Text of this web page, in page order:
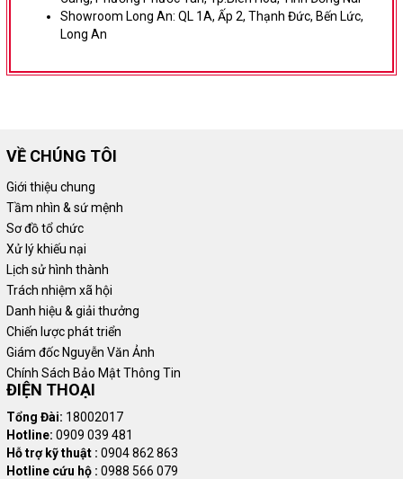
Showroom Long An: QL 1A, Ấp 2, Thạnh Đức, Bến Lức,
Long An
VỀ CHÚNG TÔI
Giới thiệu chung
Tầm nhìn & sứ mệnh
Sơ đồ tổ chức
Xử lý khiếu nại
Lịch sử hình thành
Trách nhiệm xã hội
Danh hiệu & giải thưởng
Chiến lược phát triển
Giám đốc Nguyễn Văn Ảnh
Chính Sách Bảo Mật Thông Tin
ĐIỆN THOẠI
Tổng Đài: 18002017
Hotline: 0909 039 481
Hỗ trợ kỹ thuật : 0904 862 863
Hotline cứu hộ : 0988 566 079